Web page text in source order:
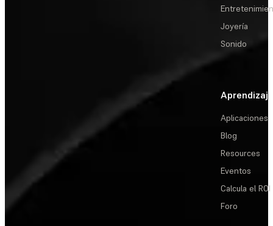
Joyería
Sonido
Aprendizaje
Aplicaciones
Blog
Resources
Eventos
Calcula el ROI
Foro